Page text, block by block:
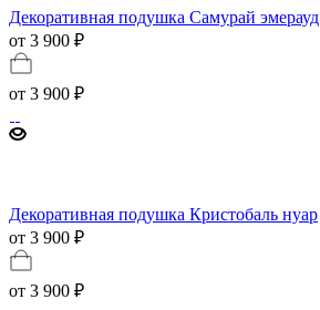
Декоративная подушка Самурай эмерауд
от 3 900 ₽
от 3 900 ₽
Декоративная подушка Кристобаль нуар
от 3 900 ₽
от 3 900 ₽